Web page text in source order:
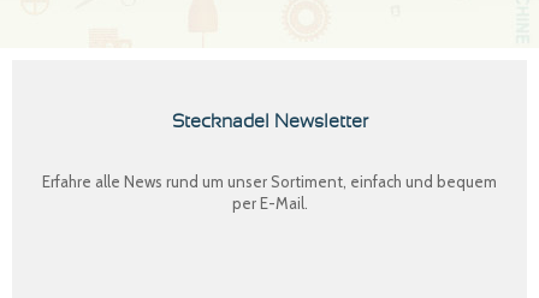
Stecknadel Newsletter
Erfahre alle News rund um unser Sortiment, einfach und bequem
per E-Mail.